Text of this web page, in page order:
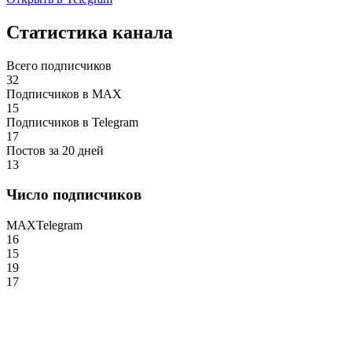
Статистика канала
Всего подписчиков
32
Подписчиков в MAX
15
Подписчиков в Telegram
17
Постов за 20 дней
13
Число подписчиков
MAXTelegram
16
15
19
17